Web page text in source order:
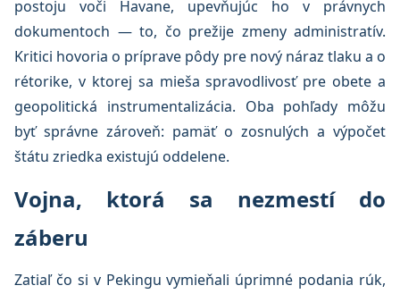
postoju voči Havane, upevňujúc ho v právnych
dokumentoch — to, čo prežije zmeny administratív.
Kritici hovoria o príprave pôdy pre nový náraz tlaku a o
rétorike, v ktorej sa mieša spravodlivosť pre obete a
geopolitická instrumentalizácia. Oba pohľady môžu
byť správne zároveň: pamäť o zosnulých a výpočet
štátu zriedka existujú oddelene.
Vojna, ktorá sa nezmestí do
záberu
Zatiaľ čo si v Pekingu vymieňali úprimné podania rúk,